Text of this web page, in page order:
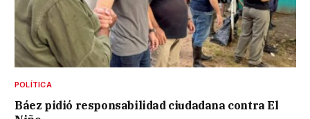
POLÍTICA
Báez pidió responsabilidad ciudadana contra El